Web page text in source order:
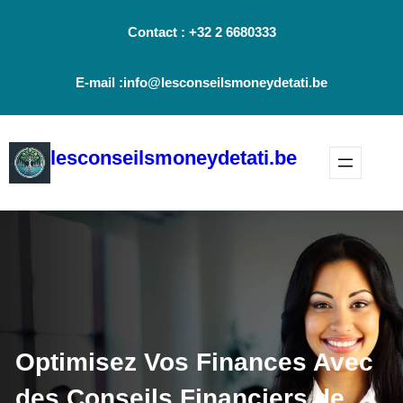
Contact : +32 2 6680333
E-mail :info@lesconseilsmoneydetati.be
lesconseilsmoneydetati.be
Optimisez Vos Finances Avec